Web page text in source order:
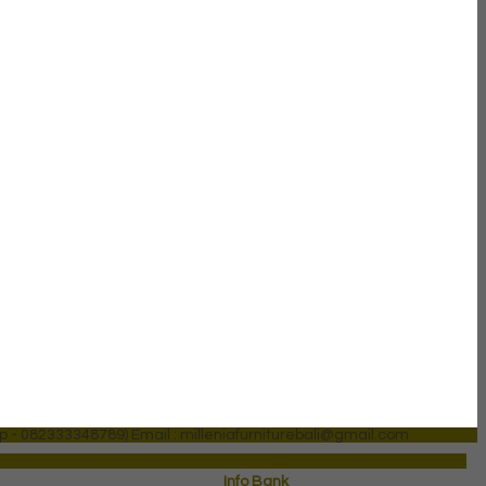
- 082333348789) Email : milleniafurniturebali@gmail.com
Info Bank